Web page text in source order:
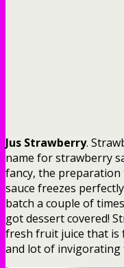
Jus Strawberry.
name for strawberry
fancy, the preparation
sauce freezes
batch a couple of
got dessert covered!
fresh fruit juice that is
and lot of invigorating